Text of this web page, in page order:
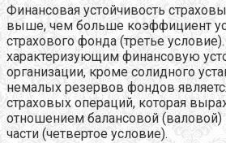
Финансовая устойчивость
выше, чем больше коэффициент
страхового фонда (третье
характеризующим финансовую
организации, кроме солидного
немалых резервов фондов
страховых операций, которая
отношением балансовой
части (четвертое условие).